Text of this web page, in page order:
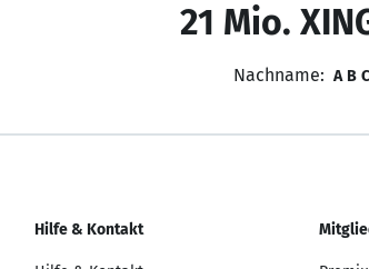
21 Mio.
Nachname: A B C
Hilfe & Kontakt